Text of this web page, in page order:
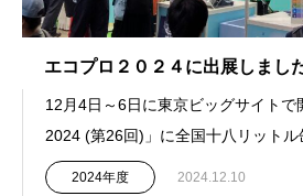
エコプロ２０２４に出展しまし
12月4日～6日に東京ビッグサイトで
2024 (第26回)」に全国十八リットル
2024年度 2024.12.10